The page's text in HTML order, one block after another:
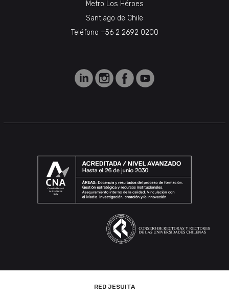
Metro Los Héroes
Santiago de Chile
Teléfono +56 2 2692 0200
RED JESUITA